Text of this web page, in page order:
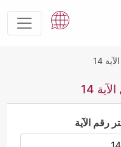
الآية 14
14
رقم الآية